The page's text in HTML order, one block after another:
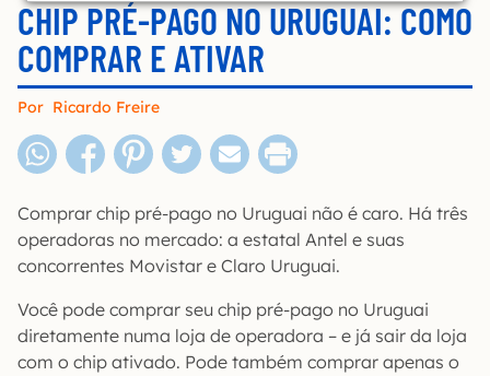
CHIP PRÉ-PAGO NO URUGUAI: COMO
COMPRAR E ATIVAR
Por Ricardo Freire
Comprar chip pré-pago no Uruguai não é caro. Há três
operadoras no mercado: a estatal Antel e suas
concorrentes Movistar e Claro Uruguai.
Você pode comprar seu chip pré-pago no Uruguai
diretamente numa loja de operadora – e já sair da loja
com o chip ativado. Pode também comprar apenas o